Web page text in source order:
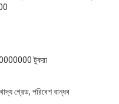
টুকরা
গ্রেড, পরিবেশ বান্ধব